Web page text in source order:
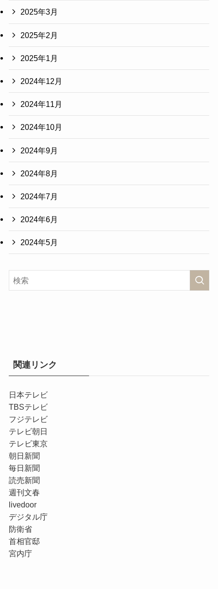
2025年3月
2025年2月
2025年1月
2024年12月
2024年11月
2024年10月
2024年9月
2024年8月
2024年7月
2024年6月
2024年5月
関連リンク
日本テレビ
TBSテレビ
フジテレビ
テレビ朝日
テレビ東京
朝日新聞
毎日新聞
読売新聞
週刊文春
livedoor
デジタル庁
防衛省
首相官邸
宮内庁